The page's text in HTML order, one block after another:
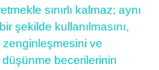
Hazırlama
sınırlı kalmaz; aynı
şekilde kullanılmasını,
zenginleşmesini ve
düşünme becerilerinin